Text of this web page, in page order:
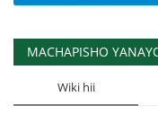
MACHAPISHO
Wiki hii